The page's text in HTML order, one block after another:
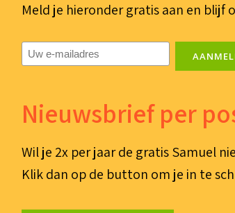
Meld je hieronder gratis aan en blijf
E-
mailadres(Vereist)
Nieuwsbrief per
Wil je 2x per jaar de gratis Samuel
Klik dan op de button om je in te